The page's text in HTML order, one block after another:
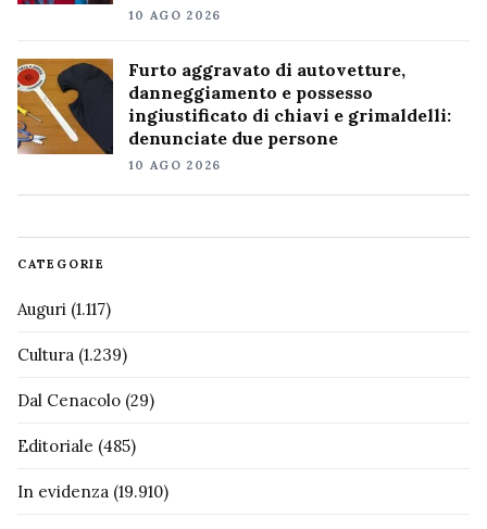
10 AGO 2026
Furto aggravato di autovetture,
danneggiamento e possesso
ingiustificato di chiavi e grimaldelli:
denunciate due persone
10 AGO 2026
CATEGORIE
Auguri (1.117)
Cultura (1.239)
Dal Cenacolo (29)
Editoriale (485)
In evidenza (19.910)